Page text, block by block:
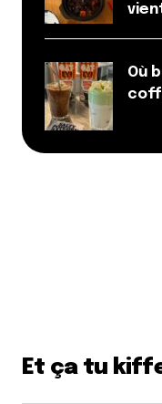
Où
Et ça tu